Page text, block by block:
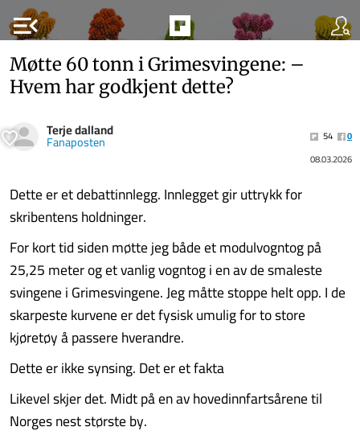
menu_open
Møtte 60 tonn i Grimesvingene: –⁠
Hvem har godkjent dette?
Terje dalland
Fanaposten 54
0
08.03.2026
Dette er et debattinnlegg. Innlegget gir uttrykk for
skribentens holdninger.
For kort tid siden møtte jeg både et modulvogntog på
25,25 meter og et vanlig vogntog i en av de smaleste
svingene i Grimesvingene. Jeg måtte stoppe helt opp. I de
skarpeste kurvene er det fysisk umulig for to store
kjøretøy å passere hverandre.
Dette er ikke synsing. Det er et fakta
Likevel skjer det. Midt på en av hovedinnfartsårene til
Norges nest største by.